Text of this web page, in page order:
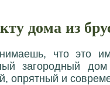
дома из
что это
загородный
опрятный и